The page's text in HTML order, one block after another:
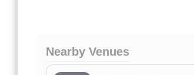
Nearby Venues